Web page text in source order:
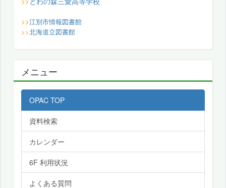
>>江別市情報図書館
>>北海道立図書館
メニュー
OPAC TOP
資料検索
カレンダー
6F 利用状況
よくある質問